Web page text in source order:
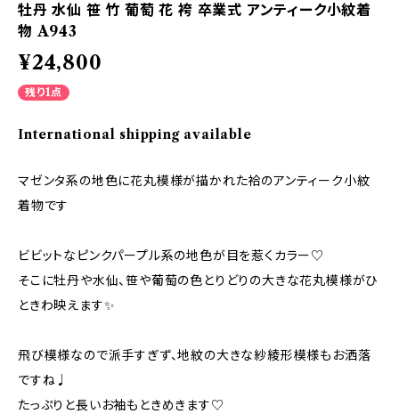
牡丹 水仙 笹 竹 葡萄 花 袴 卒業式 アンティーク小紋着
物 A943
¥24,800
残り1点
International shipping available
マゼンタ系の地色に花丸模様が描かれた袷のアンティーク小紋
着物です
ビビットなピンクパープル系の地色が目を惹くカラー♡
そこに牡丹や水仙、笹や葡萄の色とりどりの大きな花丸模様がひ
ときわ映えます✨️
飛び模様なので派手すぎず、地紋の大きな紗綾形模様もお洒落
ですね♩
たっぷりと長いお袖もときめきます♡